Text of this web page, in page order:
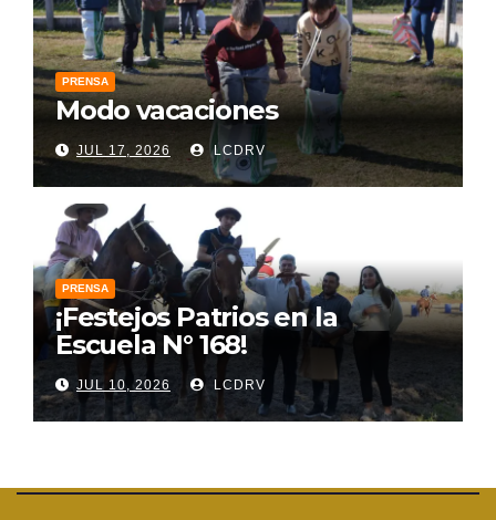
PRENSA
Modo vacaciones
JUL 17, 2026 LCDRV
PRENSA
¡Festejos Patrios en la
Escuela N° 168!
JUL 10, 2026 LCDRV